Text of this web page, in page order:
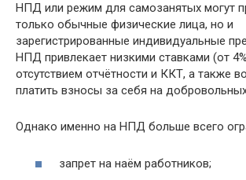
НПД или режим для самозанятых могут
только обычные физические лица, но и
зарегистрированные индивидуальные
НПД привлекает низкими ставками (от
отсутствием отчётности и ККТ, а также
платить взносы за себя на
Однако именно на НПД больше всего
запрет на наём работников;